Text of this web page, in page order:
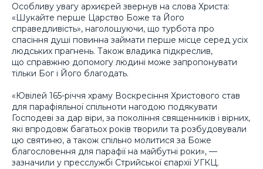
Особливу увагу архиєрей звернув на слова Христа:
«Шукайте перше Царство Боже та Його
справедливість», наголошуючи, що турбота про
спасіння душі повинна займати перше місце серед усіх
людських прагнень. Також владика підкреслив,
що справжню допомогу людині може запропонувати
тільки Бог і Його благодать.
«Ювілей 165-річчя храму Воскресіння Христового став
для парафіяльної спільноти нагодою подякувати
Господеві за дар віри, за покоління священників і вірних,
які впродовж багатьох років творили та розбудовували
цю святиню, а також спільно молитися за Боже
благословення для парафії на майбутні роки», —
зазначили у пресслужбі Стрийської єпархії УГКЦ.